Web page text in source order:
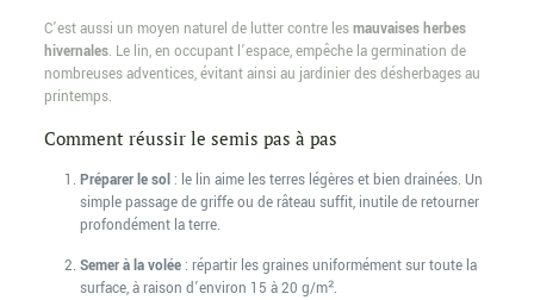
C’est aussi un moyen naturel de lutter contre lesmauvaises herbes
hivernales. Le lin, en occupant l’espace, empêche la germination de
nombreuses adventices, évitant ainsi au jardinier des désherbages au
printemps.
Comment réussir le semis pas à pas
Préparer le sol: le lin aime les terres légères et bien drainées. Un
simple passage de griffe ou de râteau suffit, inutile de retourner
profondément la terre.
Semer à la volée: répartir les graines uniformément sur toute la
surface, à raison d’environ 15 à 20 g/m².